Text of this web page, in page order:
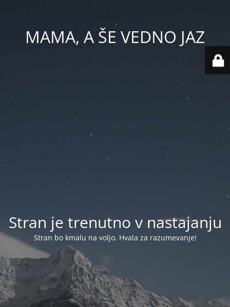
MAMA, A ŠE VEDNO JAZ
Stran je trenutno v nastajanju
Stran bo kmalu na voljo. Hvala za razumevanje!